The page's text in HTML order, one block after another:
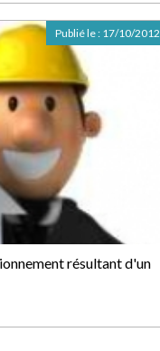
résultant d'un
Publié le : 17/10/2012